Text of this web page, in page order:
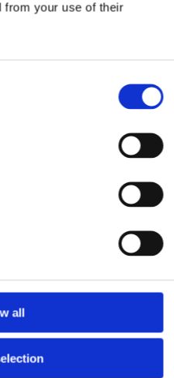
from your use of their
all
Commerce-Plattform für